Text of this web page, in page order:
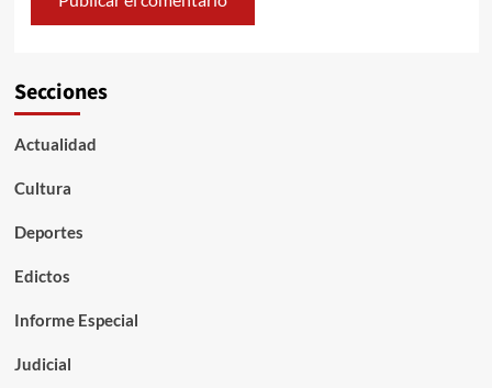
Secciones
Actualidad
Cultura
Deportes
Edictos
Informe Especial
Judicial